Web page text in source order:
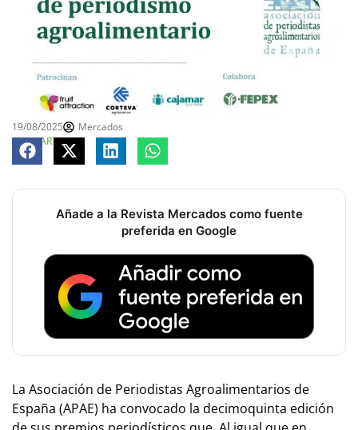
19/08/2025
Mercados
COMPARTE
Añade a la Revista Mercados como fuente
preferida en Google
La Asociación de Periodistas Agroalimentarios de
España (APAE) ha convocado la decimoquinta edición